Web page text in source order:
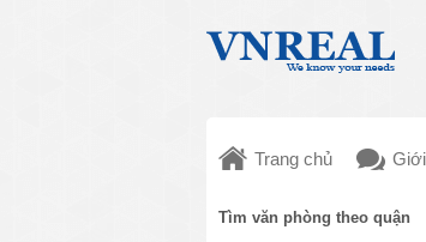
Trang chủ
Tìm văn phòng theo quận